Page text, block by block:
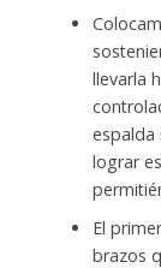
llevarla
espalda
lograr
El
brazos